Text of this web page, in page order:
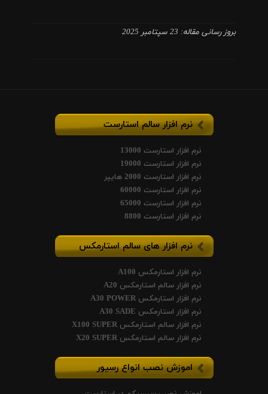
بروز رسانی مقاله: 23 سپتامبر 2025
نرم افزار سالم استارست
نرم افزار استارست 13000
نرم افزار استارست 19000
نرم افزار استارست 2000 هایپر
نرم افزار استارست 60000
نرم افزار استارست 65000
نرم افزار استارست 8800
نرم افزار های سالم استارمکس
نرم افزار استارمکس A100
نرم افزار سالم استارمکس A20
نرم افزار استارمکس A30 POWER
نرم افزار استارمکس A30 SADE
نرم افزار سالم استارمکس X100 SUPER
نرم افزار سالم استارمکس X20 SUPER
اموزش نصب انواع رسیور